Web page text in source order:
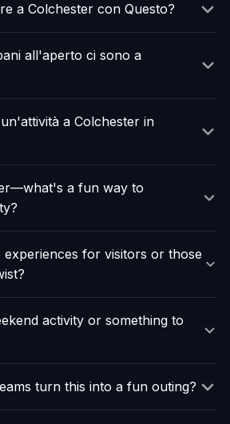
a Colchester con Questo?
all'aperto ci sono a
a Colchester in
a fun way to
experiences for visitors or those
activity or something to
turn this into a fun outing?